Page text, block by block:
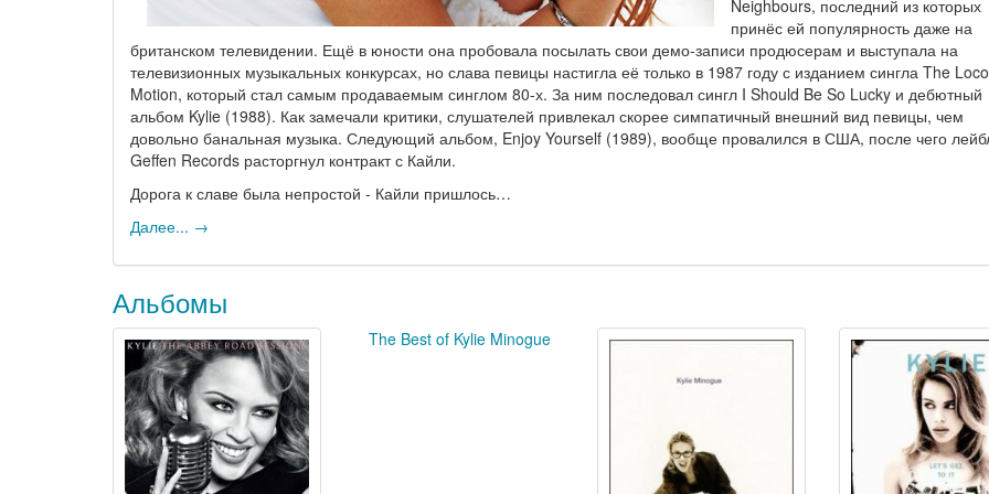
Neighbours, последний из которых
принёс ей популярность даже на
британском телевидении. Ещё в юности она пробовала посылать свои демо-записи продюсерам и выступала на
телевизионных музыкальных конкурсах, но слава певицы настигла её только в 1987 году с изданием сингла The
Motion, который стал самым продаваемым синглом 80-х. За ним последовал сингл I Should Be So Lucky и дебютный
альбом Kylie (1988). Как замечали критики, слушателей привлекал скорее симпатичный внешний вид певицы, чем
довольно банальная музыка. Следующий альбом, Enjoy Yourself (1989), вообще провалился в США, после чего
Geffen Records расторгнул контракт с Кайли.
Дорога к славе была непростой - Кайли пришлось…
Далее... →
Альбомы
The Best of Kylie Minogue